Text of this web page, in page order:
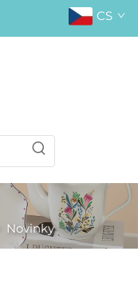
CS
Novinky